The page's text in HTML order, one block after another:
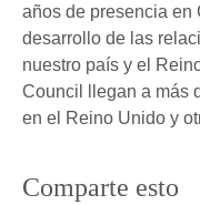
años de presencia en
desarrollo de las
nuestro país y el
Council llegan a más
en el Reino Unido y
Comparte esto